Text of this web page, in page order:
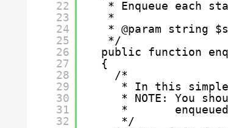
22
23
24
25
26
27
28
29
30
31
32
* Enqueue each
*
* @param string
*/
public function
{
/*
* In this simple
* NOTE: You
*
*/